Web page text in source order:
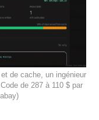
de cache, un ingénieur
de 287 à 110 $ par